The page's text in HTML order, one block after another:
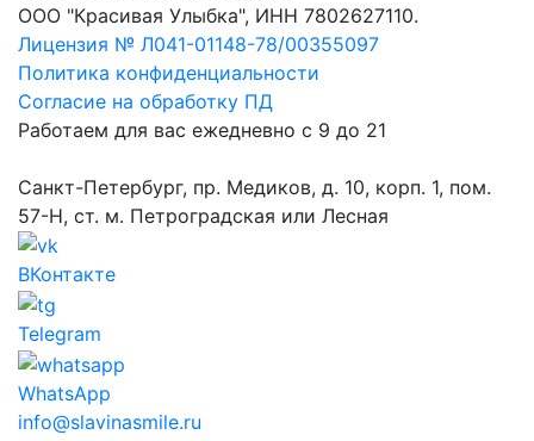
ООО "Красивая Улыбка", ИНН 7802627110.
Лицензия № Л041-01148-78/00355097
Политика конфиденциальности
Согласие на обработку ПД
Работаем для вас ежедневно с 9 до 21
Санкт-Петербург, пр. Медиков, д. 10, корп. 1, пом.
57-Н, ст. м. Петроградская или Лесная
ВКонтакте
Telegram
WhatsApp
info@slavinasmile.ru